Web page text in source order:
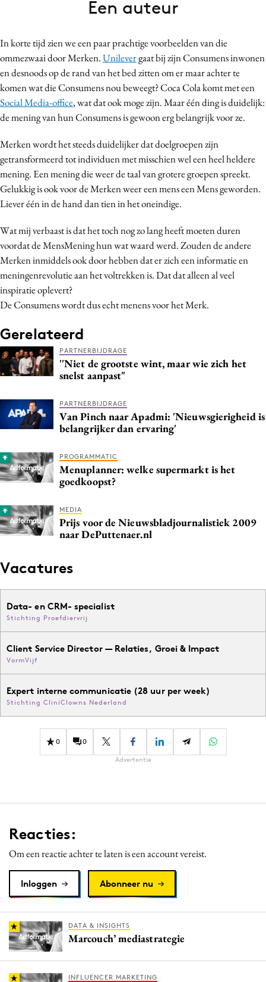
Carriere
Contentmarketing
Craft
Customer Experience
Data & Insights
Digital transformation
Diversiteit
Effectiviteit
Gedragsverandering
Influencer marketing
Interne communicatie
Martech
Media
Merkstrategie
Programmatic
Purpose Marketing
Reputatie & crisis
In korte tijd zien we een paar prachtige voorbeelden van die
ommezwaai door Merken.Unilevergaat bij zijn Consumens inwonen
en desnoods op de rand van het bed zitten om er maar achter te
komen wat die Consumens nou beweegt? Coca Cola komt met een
Social Media-office, wat dat ook moge zijn. Maar één ding is duidelijk:
de mening van hun Consumens is gewoon erg belangrijk voor ze.
Merken wordt het steeds duidelijker dat doelgroepen zijn
getransformeerd tot individuen met misschien wel een heel heldere
mening. Een mening die weer de taal van grotere groepen spreekt.
Gelukkig is ook voor de Merken weer een mens een Mens geworden.
Liever één in de hand dan tien in het oneindige.
Wat mij verbaast is dat het toch nog zo lang heeft moeten duren
voordat de MensMening hun wat waard werd. Zouden de andere
Merken inmiddels ook door hebben dat er zich een informatie en
meningenrevolutie aan het voltrekken is. Dat dat alleen al veel
inspiratie oplevert?
De Consumens wordt dus echt menens voor het Merk.
Gerelateerd
PARTNERBIJDRAGE
''Niet de grootste wint, maar wie zich het
snelst aanpast"
PARTNERBIJDRAGE
Van Pinch naar Apadmi: 'Nieuwsgierigheid is
belangrijker dan ervaring'
PROGRAMMATIC
Menuplanner: welke supermarkt is het
goedkoopst?
MEDIA
Prijs voor de Nieuwsbladjournalistiek 2009
naar DePuttenaer.nl
Vacatures
Data- en CRM- specialist
Stichting Proefdiervrij
Client Service Director — Relaties, Groei & Impact
VormVijf
Expert interne communicatie (28 uur per week)
Stichting CliniClowns Nederland
0 0
Advertentie
Reacties:
Om een reactie achter te laten is een account vereist.
Inloggen Abonneer nu
Een auteur
DATA & INSIGHTS
Marcouch’ mediastrategie
INFLUENCER MARKETING